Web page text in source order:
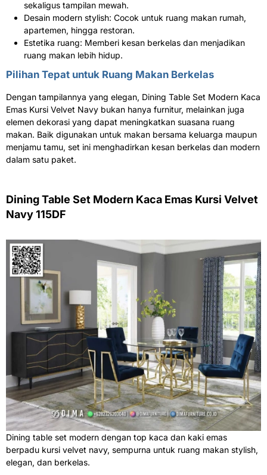
sekaligus tampilan mewah.
Desain modern stylish: Cocok untuk ruang makan rumah,
apartemen, hingga restoran.
Estetika ruang: Memberi kesan berkelas dan menjadikan
ruang makan lebih hidup.
Pilihan Tepat untuk Ruang Makan Berkelas
Dengan tampilannya yang elegan, Dining Table Set Modern Kaca
Emas Kursi Velvet Navy bukan hanya furnitur, melainkan juga
elemen dekorasi yang dapat meningkatkan suasana ruang
makan. Baik digunakan untuk makan bersama keluarga maupun
menjamu tamu, set ini menghadirkan kesan berkelas dan modern
dalam satu paket.
Dining Table Set Modern Kaca Emas Kursi Velvet
Navy 115DF
Dining table set modern dengan top kaca dan kaki emas
berpadu kursi velvet navy, sempurna untuk ruang makan stylish,
elegan, dan berkelas.